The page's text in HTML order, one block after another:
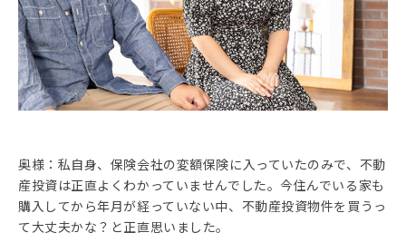
奥様：私自身、保険会社の変額保険に入っていたのみで、不動
産投資は正直よくわかっていませんでした。今住んでいる家も
購入してから年月が経っていない中、不動産投資物件を買うっ
て大丈夫かな？と正直思いました。